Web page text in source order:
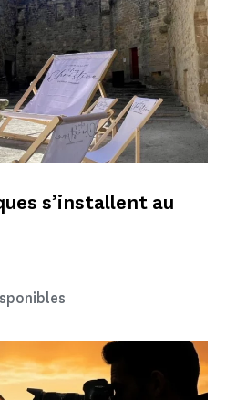
s’installent au